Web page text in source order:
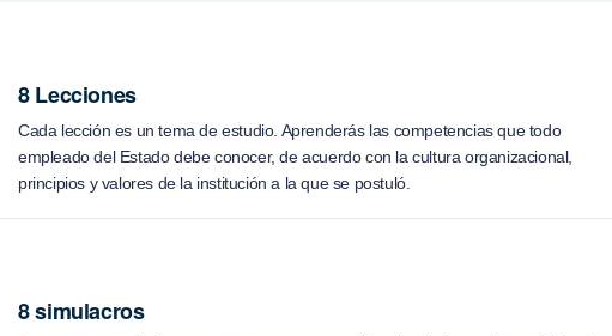
8 Lecciones
Cada lección es un tema de estudio. Aprenderás las competencias que todo
empleado del Estado debe conocer, de acuerdo con la cultura organizacional,
principios y valores de la institución a la que se postuló.
8 simulacros